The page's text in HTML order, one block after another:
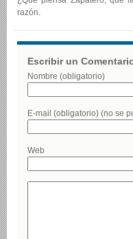
razón.
Escribir un
Nombre (obligatorio)
E-mail (obligatorio) (no se
Web